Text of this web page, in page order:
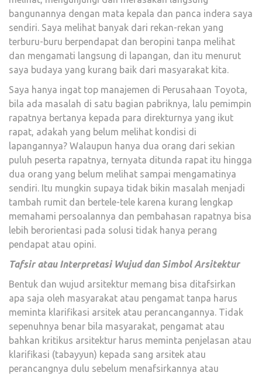
bangunannya dengan mata kepala dan panca indera saya
sendiri. Saya melihat banyak dari rekan-rekan yang
terburu-buru berpendapat dan beropini tanpa melihat
dan mengamati langsung di lapangan, dan itu menurut
saya budaya yang kurang baik dari masyarakat kita.
Saya hanya ingat top manajemen di Perusahaan Toyota,
bila ada masalah di satu bagian pabriknya, lalu pemimpin
rapatnya bertanya kepada para direkturnya yang ikut
rapat, adakah yang belum melihat kondisi di
lapangannya? Walaupun hanya dua orang dari sekian
puluh peserta rapatnya, ternyata ditunda rapat itu hingga
dua orang yang belum melihat sampai mengamatinya
sendiri. Itu mungkin supaya tidak bikin masalah menjadi
tambah rumit dan bertele-tele karena kurang lengkap
memahami persoalannya dan pembahasan rapatnya bisa
lebih berorientasi pada solusi tidak hanya perang
pendapat atau opini.
Tafsir atau Interpretasi Wujud dan Simbol Arsitektur
Bentuk dan wujud arsitektur memang bisa ditafsirkan
apa saja oleh masyarakat atau pengamat tanpa harus
meminta klarifikasi arsitek atau perancangannya. Tidak
sepenuhnya benar bila masyarakat, pengamat atau
bahkan kritikus arsitektur harus meminta penjelasan atau
klarifikasi (tabayyun) kepada sang arsitek atau
perancangnya dulu sebelum menafsirkannya atau